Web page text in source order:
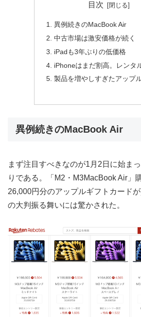
目次
異例続きのMacBook Air
中古市場は激安価格が続く
iPadも3年ぶりの低価格
iPhoneはまだ割高。レンタ
製品を増やしすぎたアップ
異例続きのMacBook Air
まず注目すべきなのが1月2日に始ま
りである。「M2・M3MacBook Air」
26,000円分のアップルギフトカード
の大判振る舞いには驚かされた。